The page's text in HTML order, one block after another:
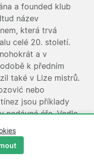
a founded klub
název
která trvá
celé 20. století.
a v
k předním
také v Lize mistrů.
nebo
jsou příklady
nedávné éře. Vedle
špičkový